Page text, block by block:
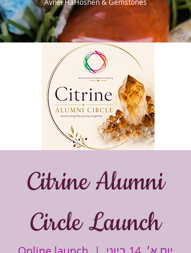
Citrine Alumni
Circle Launch